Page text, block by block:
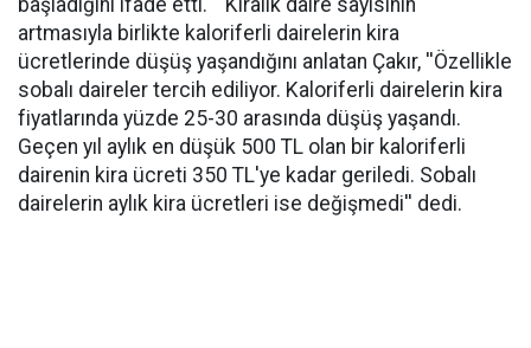
başladığını ifade etti. Kiralık daire sayısının
artmasıyla birlikte kaloriferli dairelerin kira
ücretlerinde düşüş yaşandığını anlatan Çakır, ''Özellikle
sobalı daireler tercih ediliyor. Kaloriferli dairelerin kira
fiyatlarında yüzde 25-30 arasında düşüş yaşandı.
Geçen yıl aylık en düşük 500 TL olan bir kaloriferli
dairenin kira ücreti 350 TL'ye kadar geriledi. Sobalı
dairelerin aylık kira ücretleri ise değişmedi'' dedi.